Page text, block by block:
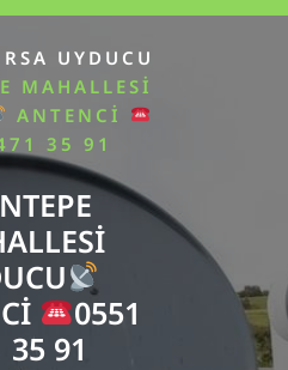
UYDUCU
MAHALLESI
ANTENCI
35 91
0551
35 91